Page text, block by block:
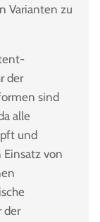
Varianten zu
der
sind
alle
und
Einsatz von
der